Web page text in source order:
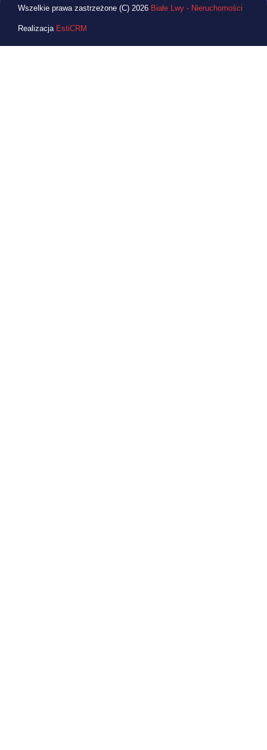
Wszelkie prawa zastrzeżone (C) 2026 Białe Lwy - Nieruchomości
Realizacja EstiCRM